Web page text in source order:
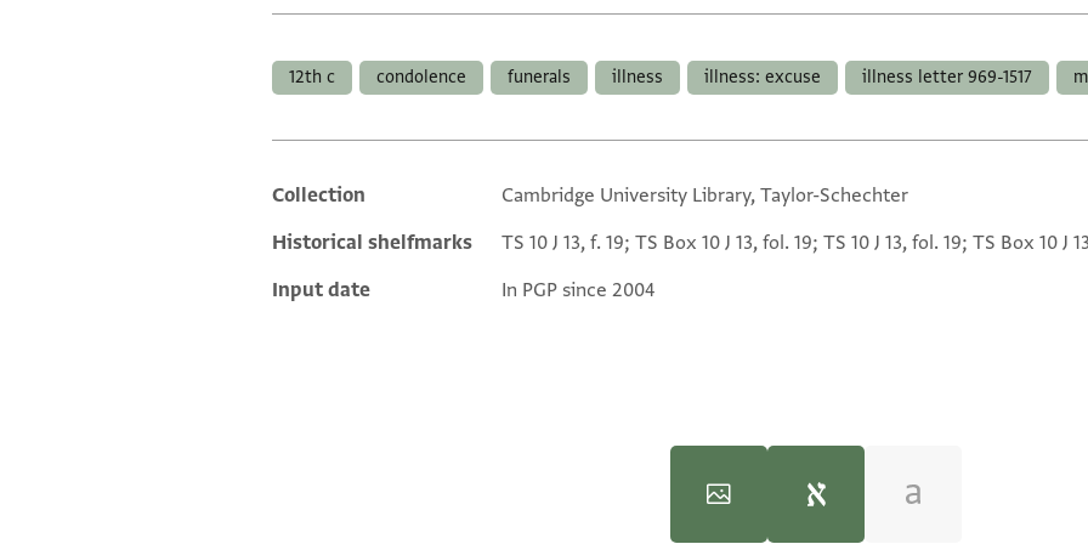
12th c condolence funerals illness illness: excuse illness letter 969-1517
Additional metadata
Collection
Cambridge University Library, Taylor-Schechter
Historical shelfmarks
TS 10 J 13, f. 19; TS Box 10 J 13, fol. 19; TS 10 J 13, fol. 19; TS Box 10 J
Input date
In PGP since 2004